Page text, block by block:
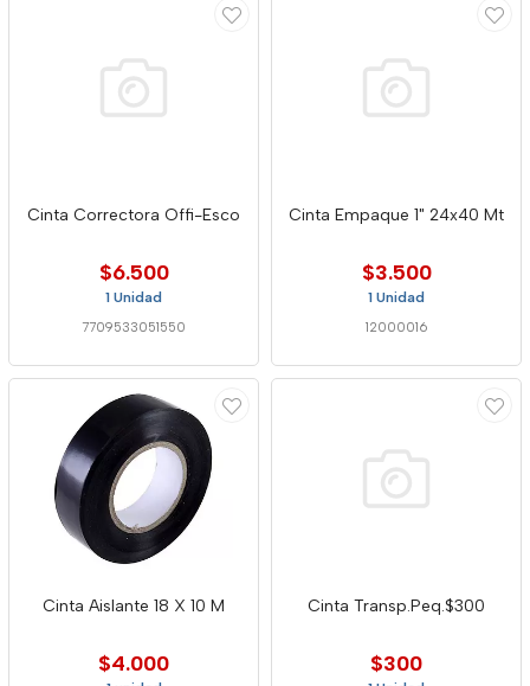
Cinta Correctora Offi-Esco
$6.500
1 Unidad
7709533051550
Cinta Empaque 1" 24x40 Mt
$3.500
1 Unidad
12000016
Cinta Aislante 18 X 10 M
$4.000
Cinta Transp.Peq.$300
$300